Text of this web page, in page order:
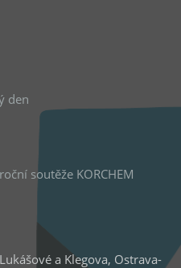
den
soutěže KORCHEM
a Klegova, Ostrava-